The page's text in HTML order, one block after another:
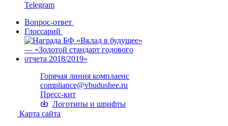
Telegram
Вопрос-ответ
Глоссарий
Горячая линия комплаенс
compliance@vbudushee.ru
Пресс-кит
Логотипы и шрифты
Карта сайта